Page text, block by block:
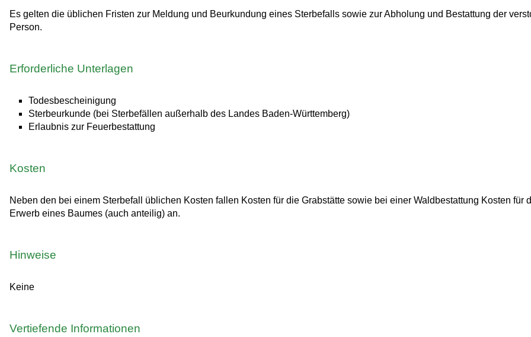
Es gelten die üblichen Fristen zur Meldung und Beurkundung eines Sterbefalls sowie zur Abholung und Bestattung der
Person.
Erforderliche Unterlagen
Todesbescheinigung
Sterbeurkunde (bei Sterbefällen außerhalb des Landes Baden-Württemberg)
Erlaubnis zur Feuerbestattung
Kosten
Neben den bei einem Sterbefall üblichen Kosten fallen Kosten für die Grabstätte sowie bei einer Waldbestattung Kosten für
Erwerb eines Baumes (auch anteilig) an.
Hinweise
Keine
Vertiefende Informationen